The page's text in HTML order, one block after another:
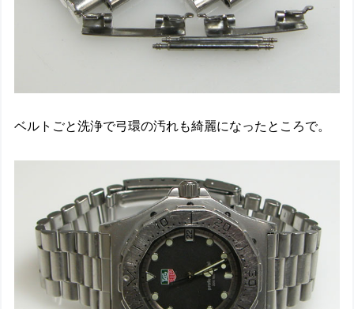
ベルトごと洗浄で弓環の汚れも綺麗になったところで。